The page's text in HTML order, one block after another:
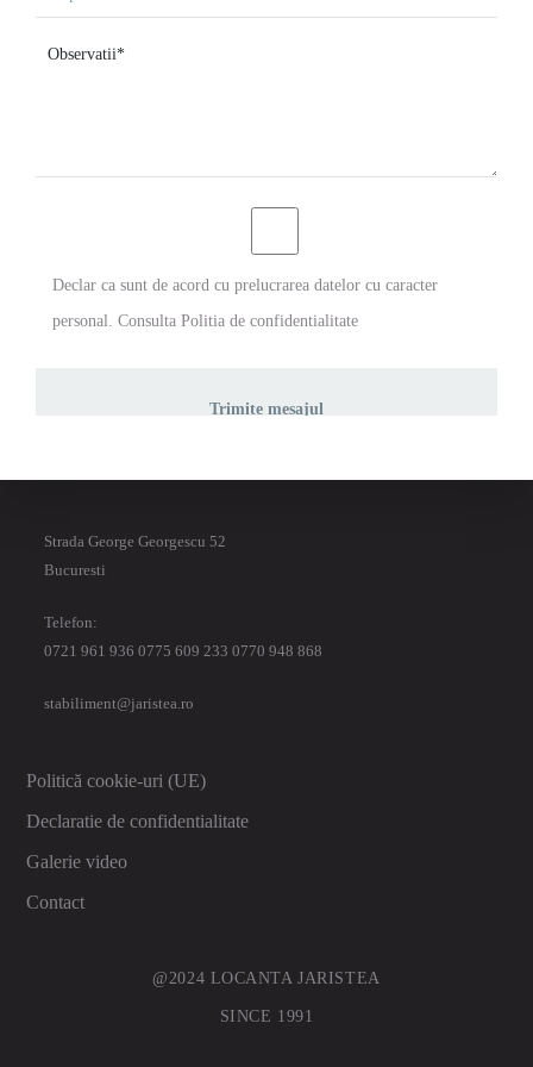
Declar ca sunt de acord cu prelucrarea datelor cu caracter
personal. Consulta Politia de confidentialitate
Strada George Georgescu 52
Bucuresti
Telefon:
0721 961 936 0775 609 233 0770 948 868
stabiliment@jaristea.ro
Politică cookie-uri (UE)
Declaratie de confidentialitate
Galerie video
Contact
@2024 LOCANTA JARISTEA
SINCE 1991